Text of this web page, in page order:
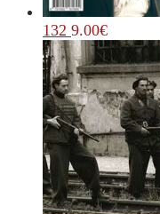
132 9.00€